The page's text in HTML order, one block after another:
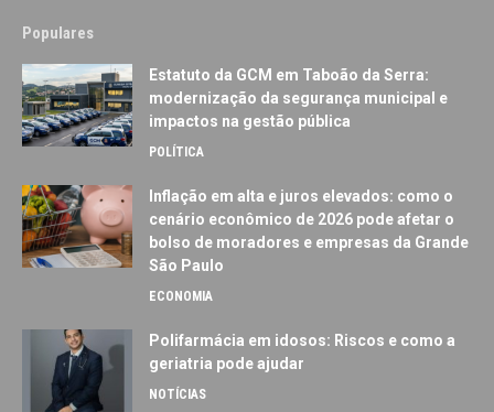
Populares
Estatuto da GCM em Taboão da Serra:
modernização da segurança municipal e
impactos na gestão pública
POLÍTICA
Inflação em alta e juros elevados: como o
cenário econômico de 2026 pode afetar o
bolso de moradores e empresas da Grande
São Paulo
ECONOMIA
Polifarmácia em idosos: Riscos e como a
geriatria pode ajudar
NOTÍCIAS